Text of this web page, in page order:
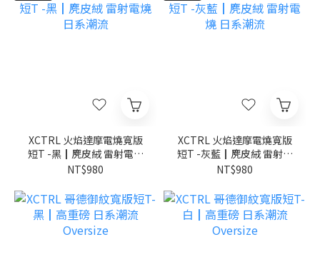
XCTRL 火焰達摩電燒寬版
短T -黑┃麂皮絨 雷射電燒
日系潮流
NT$980
XCTRL 火焰達摩電燒寬版
短T -灰藍┃麂皮絨 雷射電
燒 日系潮流
NT$980